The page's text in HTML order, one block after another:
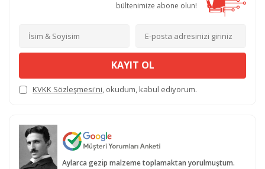
bültenimize abone olun!
KAYIT OL
KVKK Sözleşmesi'ni , okudum, kabul ediyorum.
Aylarca gezip malzeme toplamaktan yorulmuştum.